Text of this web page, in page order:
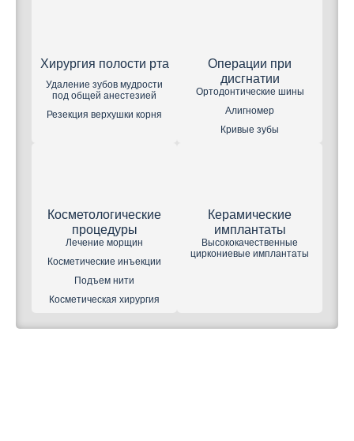
Хирургия полости рта
Удаление зубов мудрости
под общей анестезией
Резекция верхушки корня
Операции при
дисгнатии
Ортодонтические шины
Алигномер
Кривые зубы
Косметологические
процедуры
Лечение морщин
Косметические инъекции
Подъем нити
Косметическая хирургия
Керамические
имплантаты
Высококачественные
циркониевые имплантаты